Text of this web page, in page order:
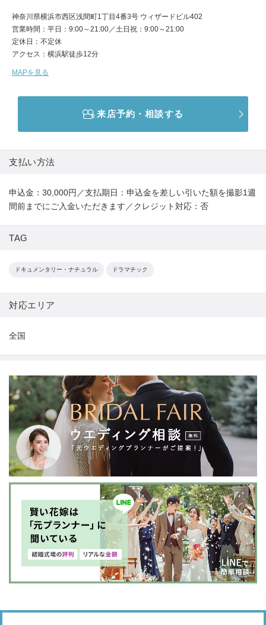
神奈川県横浜市西区浅間町1丁目4番3号 ウィザードビル402
営業時間
平日：9:00～21:00／土日祝：9:00～21:00
定休日
不定休
アクセス
横浜駅徒歩12分
MAPを見る
来店予約・相談する
支払い方法
申込金：30,000円／支払期日：申込金を差しい引いた額を撮影1週
間前までにご入金いただきます／クレジット対応：否
TAG
ドキュメンタリー・ナチュラル ドラマチック
対応エリア
全国